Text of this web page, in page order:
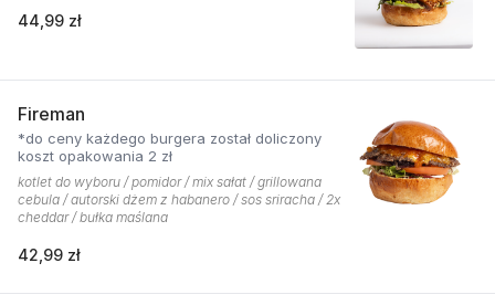
44,99 zł
Fireman
*do ceny każdego burgera został doliczony
koszt opakowania 2 zł
kotlet do wyboru / pomidor / mix sałat / grillowana
cebula / autorski dżem z habanero / sos sriracha / 2x
cheddar / bułka maślana
42,99 zł